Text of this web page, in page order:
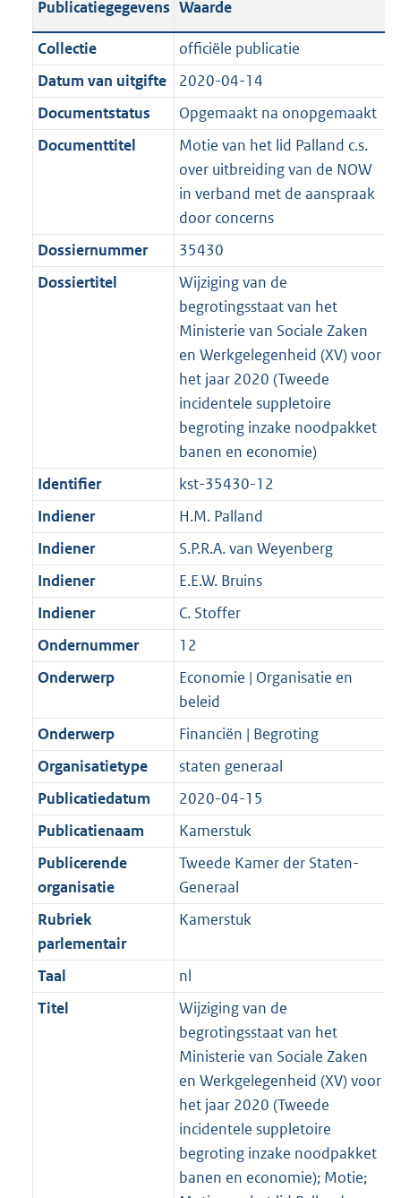
i
e
i
n
f
a
t
3
K
b
t
i
e
i
n
a
a
:
K
b
a
t
i
e
i
m
a
e
3
K
b
c
a
t
i
e
r
m
t
:
6
K
a
n
d
s
g
r
o
o
t
t
:
2
K
b
a
n
d
s
g
r
o
o
t
e
:
3
K
b
Publicatiegegevens Waarde
Collectie
officiële publicatie
Datum van uitgifte
2020-04-14
Documentstatus
Opgemaakt na onopgemaakt
Documenttitel
Motie van het lid Palland c.s.
over uitbreiding van de NOW
in verband met de aanspraak
door concerns
Dossiernummer
35430
Dossiertitel
Wijziging van de
begrotingsstaat van het
Ministerie van Sociale Zaken
en Werkgelegenheid (XV) voor
het jaar 2020 (Tweede
incidentele suppletoire
begroting inzake noodpakket
banen en economie)
Identifier
kst-35430-12
Indiener
H.M. Palland
Indiener
S.P.R.A. van Weyenberg
Indiener
E.E.W. Bruins
Indiener
C. Stoffer
Ondernummer
12
Onderwerp
Economie | Organisatie en
beleid
Onderwerp
Financiën | Begroting
Organisatietype
staten generaal
Publicatiedatum
2020-04-15
Publicatienaam
Kamerstuk
Publicerende
organisatie
Tweede Kamer der Staten-
Generaal
Rubriek
parlementair
Kamerstuk
Taal
nl
Titel
Wijziging van de
begrotingsstaat van het
Ministerie van Sociale Zaken
en Werkgelegenheid (XV) voor
het jaar 2020 (Tweede
incidentele suppletoire
begroting inzake noodpakket
banen en economie); Motie;